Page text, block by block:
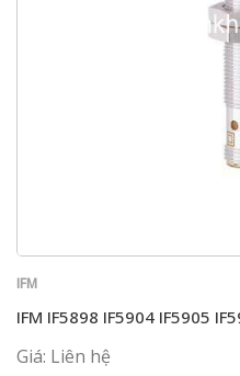
IFM
IFM IF5898 IF5904 IF5905
Giá: Liên hệ